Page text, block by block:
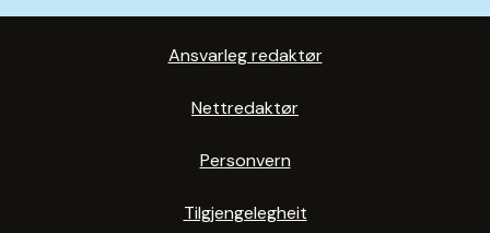
Ansvarleg redaktør
Nettredaktør
Personvern
Tilgjengelegheit